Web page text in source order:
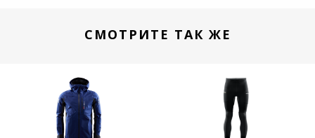
СМОТРИТЕ ТАК ЖЕ